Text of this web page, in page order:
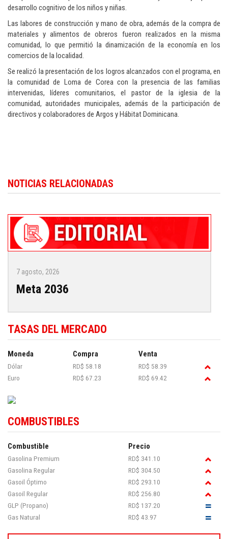
desarrollo cognitivo de los niños y niñas.
Las labores de construcción y mano de obra, además de la compra de
materiales y alimentos de obreros fueron realizados en la misma
comunidad, lo que permitió la dinamización de la economía en los
comercios de la localidad.
Se realizó la presentación de los logros alcanzados con el programa, en
la comunidad de Loma de Corea con la presencia de las familias
intervenidas, líderes comunitarios, el pastor de la iglesia de la
comunidad, autoridades municipales, además de la participación de
directivos y colaboradores de Argos y Hábitat Dominicana.
NOTICIAS RELACIONADAS
7 agosto, 2026
Meta 2036
TASAS DEL MERCADO
Moneda Compra Venta
Dólar RD$ 58.18
RD$ 58.39
Euro
RD$ 67.23 RD$ 69.42
COMBUSTIBLES
Combustible Precio
Gasolina Premium
RD$ 341.10
Gasolina Regular
RD$ 304.50
Gasoil Óptimo
RD$ 293.10
Gasoil Regular
RD$ 256.80
GLP (Propano)
RD$ 137.20
Gas Natural
RD$ 43.97